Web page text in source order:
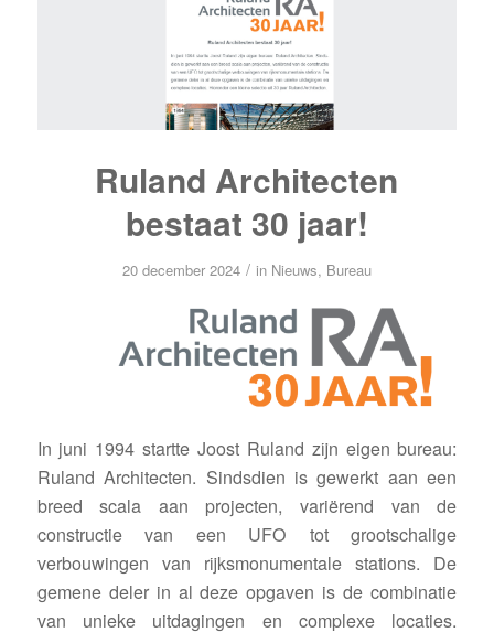
Ruland Architecten
bestaat 30 jaar!
20 december 2024 / in Nieuws, Bureau
In juni 1994 startte Joost Ruland zijn eigen bureau:
Ruland Architecten. Sindsdien is gewerkt aan een
breed scala aan projecten, variërend van de
constructie van een UFO tot grootschalige
verbouwingen van rijksmonumentale stations. De
gemene deler in al deze opgaven is de combinatie
van unieke uitdagingen en complexe locaties.